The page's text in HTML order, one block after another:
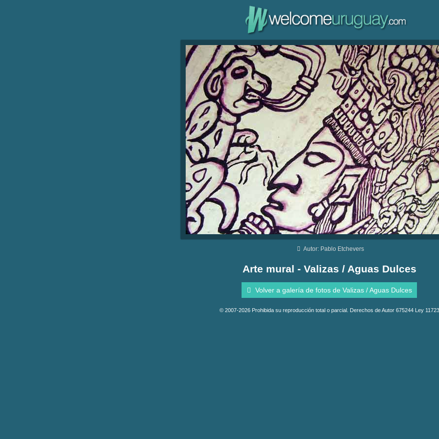
Autor: Pablo Etchevers
Arte mural - Valizas / Aguas Dulces
Volver a galería de fotos de Valizas / Aguas Dulces
© 2007-2026 Prohibida su reproducción total o parcial. Derechos de Autor 675244 Ley 11723